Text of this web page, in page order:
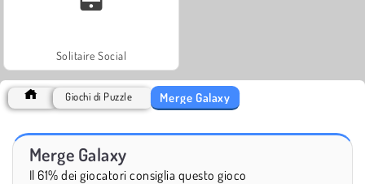
Solitaire Social
Giochi di Puzzle Merge Galaxy
Merge Galaxy
Il 61% dei giocatori consiglia questo gioco